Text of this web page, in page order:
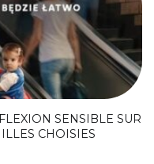
SENSIBLE SUR
CHOISIES